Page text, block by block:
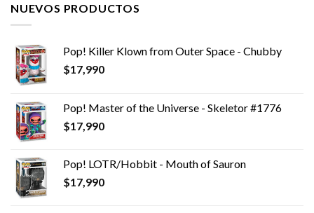
NUEVOS PRODUCTOS
Pop! Killer Klown from Outer Space - Chubby
$17,990
Pop! Master of the Universe - Skeletor #1776
$17,990
Pop! LOTR/Hobbit - Mouth of Sauron
$17,990